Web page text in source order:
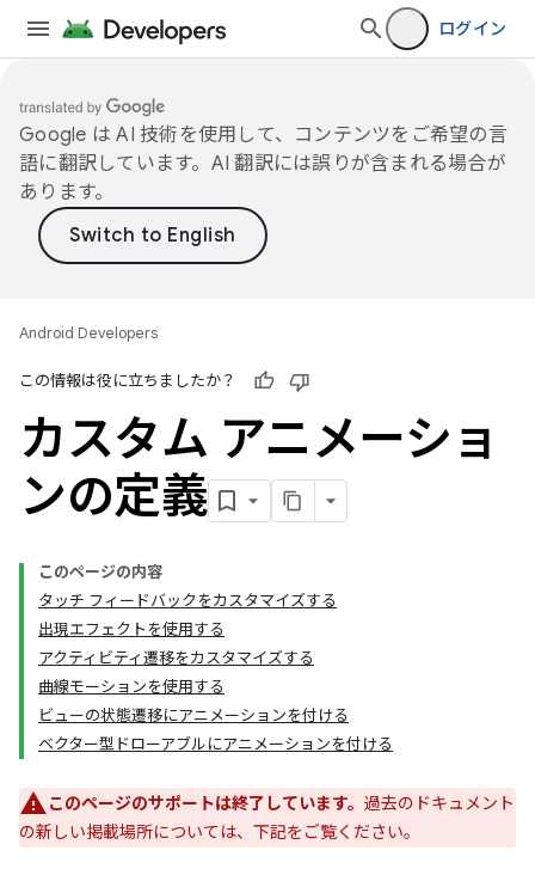
ログイン
Google は AI 技術を使用して、コンテンツをご希望の言
語に翻訳しています。AI 翻訳には誤りが含まれる場合が
あります。
Android Developers
この情報は役に立ちましたか？
カスタム アニメーショ
ンの定義
このページの内容
タッチ フィードバックをカスタマイズする
出現エフェクトを使用する
アクティビティ遷移をカスタマイズする
曲線モーションを使用する
ビューの状態遷移にアニメーションを付ける
ベクター型ドローアブルにアニメーションを付ける
このページのサポートは終了しています。 過去のドキュメント
の新しい掲載場所については、下記をご覧ください。